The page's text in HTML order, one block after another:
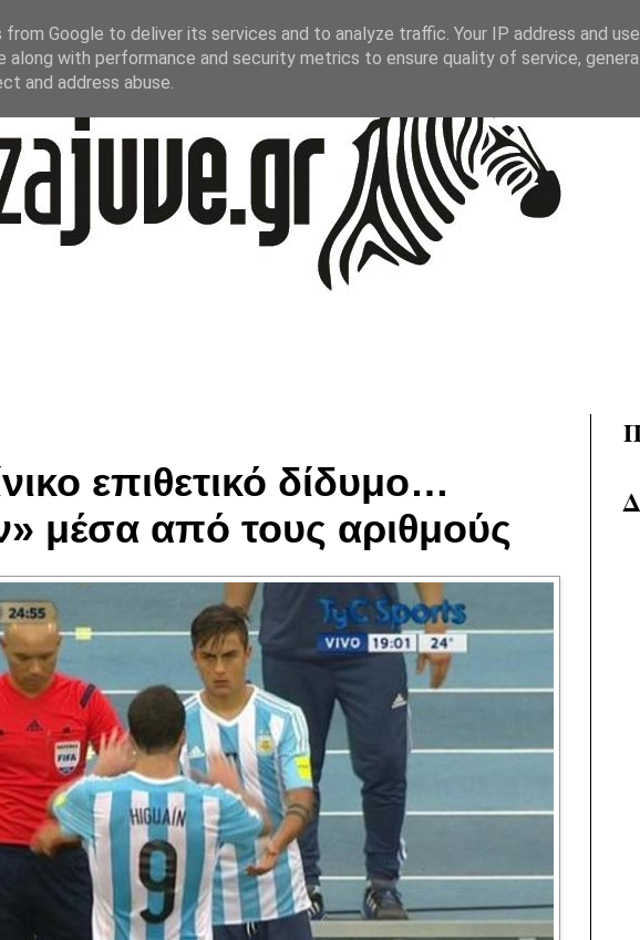
επιθετικό δίδυμο…
μέσα από τους αριθμούς
Google to deliver its services and to analyze traffic. Your IP address and
along with performance and security metrics to ensure quality of service,
and address abuse.